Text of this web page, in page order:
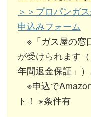
＞＞プロパンガ
申込みフォーム
※「ガス屋の窓
が受けられます
年間返金保証」）
※申込で
ト！ ※条件有